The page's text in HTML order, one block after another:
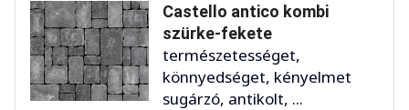
Castello antico kombi
szürke-fekete
természetességet,
könnyedséget, kényelmet
sugárzó, antikolt, ...